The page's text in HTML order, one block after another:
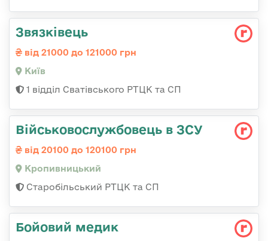
Звязківець
від 21000 до 121000 грн
Київ
1 відділ Сватівського РТЦК та СП
Військовослужбовець в ЗСУ
від 20100 до 120100 грн
Кропивницький
Старобільський РТЦК та СП
Бойовий медик